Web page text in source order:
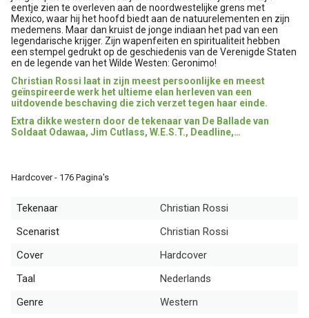
eentje zien te overleven aan de noordwestelijke grens met
Mexico, waar hij het hoofd biedt aan de natuurelementen en zijn
medemens. Maar dan kruist de jonge indiaan het pad van een
legendarische krijger. Zijn wapenfeiten en spiritualiteit hebben
een stempel gedrukt op de geschiedenis van de Verenigde Staten
en de legende van het Wilde Westen: Geronimo!
Christian Rossi laat in zijn meest persoonlijke en meest
geïnspireerde werk het ultieme elan herleven van een
uitdovende beschaving die zich verzet tegen haar einde.
Extra dikke western door de tekenaar van De Ballade van
Soldaat Odawaa, Jim Cutlass, W.E.S.T., Deadline,…
Hardcover - 176 Pagina's
Tekenaar
Christian Rossi
Scenarist
Christian Rossi
Cover
Hardcover
Taal
Nederlands
Genre
Western